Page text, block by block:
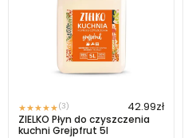
★★★★★(3) 42.99zł
ZIELKO Płyn do czyszczenia
kuchni Grejpfrut 5l